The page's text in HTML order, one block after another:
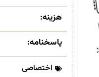
هزینه:
پاسخنامه:
اختصاصی